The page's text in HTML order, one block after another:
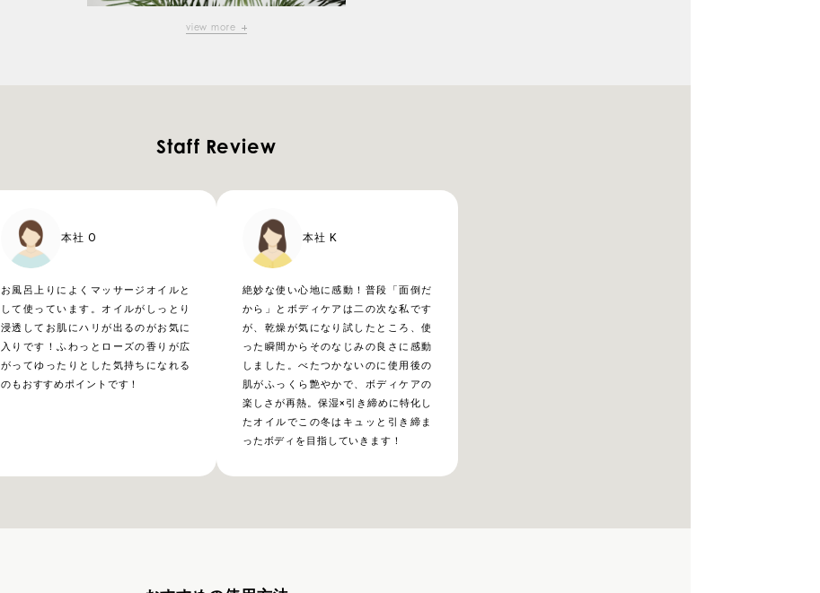
view more
Staff Review
本社 O
お風呂上りによくマッサージオイルと
して使っています。オイルがしっとり
浸透してお肌にハリが出るのがお気に
入りです！ふわっとローズの香りが広
がってゆったりとした気持ちになれる
のもおすすめポイントです！
本社 K
絶妙な使い心地に感動！普段「面倒だ
から」とボディケアは二の次な私です
が、乾燥が気になり試したところ、使
った瞬間からそのなじみの良さに感動
しました。べたつかないのに使用後の
肌がふっくら艶やかで、ボディケアの
楽しさが再熱。保湿×引き締めに特化し
たオイルでこの冬はキュッと引き締ま
ったボディを目指していきます！